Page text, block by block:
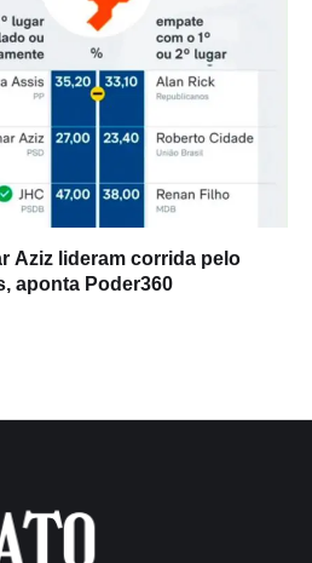
Aziz lideram corrida pelo
aponta Poder360